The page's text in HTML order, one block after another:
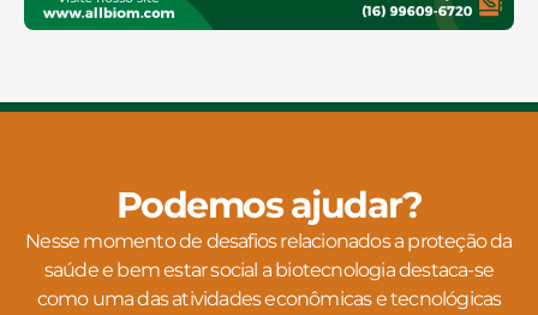
Podemos ajudar?
Nesse momento de desafios relacionados a proteção da
saúde e bem estar social a biotecnologia destaca-se
como uma das atividades econômicas e tecnológicas